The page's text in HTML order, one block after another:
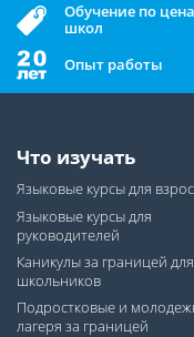
Обучение по
школ
Опыт работы
Что изучать
Языковые курсы для
Языковые курсы для
руководителей
Каникулы за границей для
школьников
Подростковые и
лагеря за границей